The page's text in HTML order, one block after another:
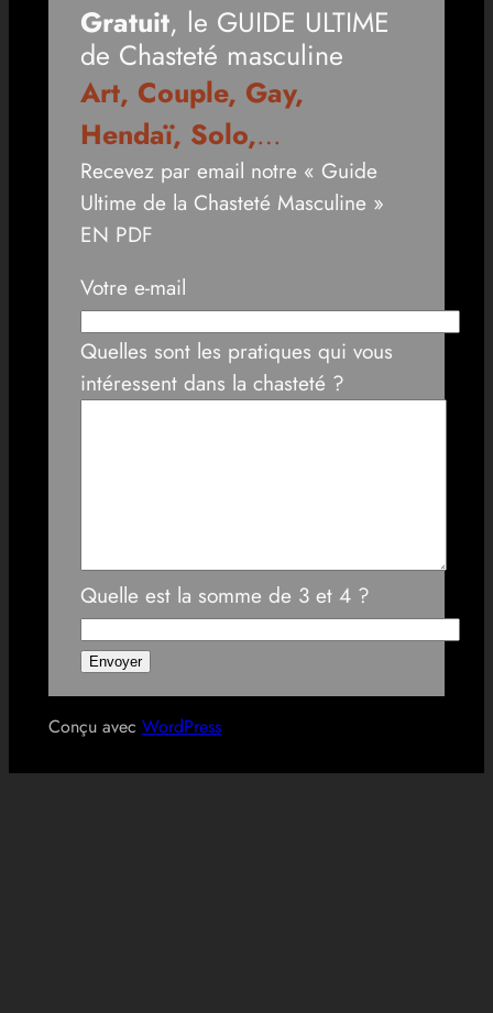
Gratuit, le GUIDE ULTIME
de Chasteté masculine
Art, Couple, Gay,
Hendaï, Solo,…
Recevez par email notre « Guide
Ultime de la Chasteté Masculine »
EN PDF
Votre e-mail
Quelles sont les pratiques qui vous
intéressent dans la chasteté ?
Quelle est la somme de 3 et 4 ?
Conçu avec WordPress